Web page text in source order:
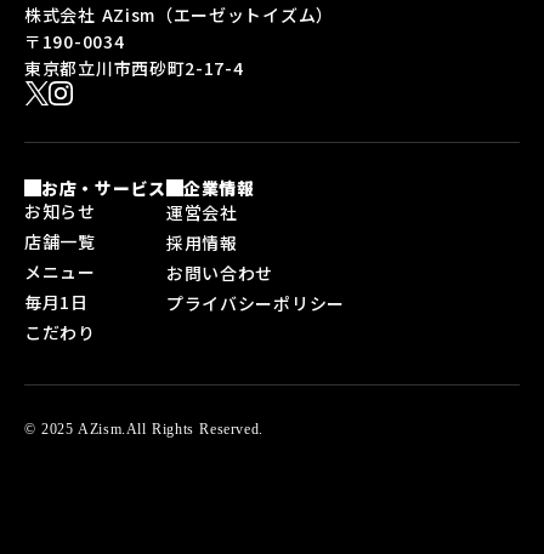
株式会社 AZism（エーゼットイズム）
〒190-0034
東京都立川市西砂町2-17-4
お店・サービス
お知らせ
店舗一覧
メニュー
毎月1日
こだわり
企業情報
運営会社
採用情報
お問い合わせ
プライバシーポリシー
© 2025 AZism.All Rights Reserved.